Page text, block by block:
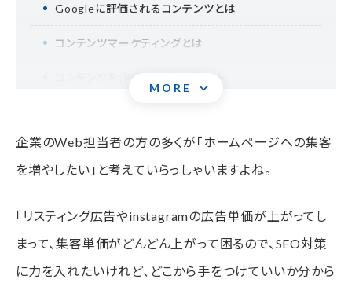
MORE
Googleに評価されるコンテンツとは
コンテンツマーケティングとは
コンテンツを作成する際のポイント
コンテンツマーケティングを成功させる6つのポイント
まとめ
企業のWeb担当者の方の多くが「ホームぺージへの集客
を増やしたい」と考えていらっしゃいますよね。
「リスティング広告やinstagramの広告単価が上がってし
まって、集客単価がどんどん上がって困るので、SEO対策
に力を入れたいけれど、どこから手をつけていいか分から